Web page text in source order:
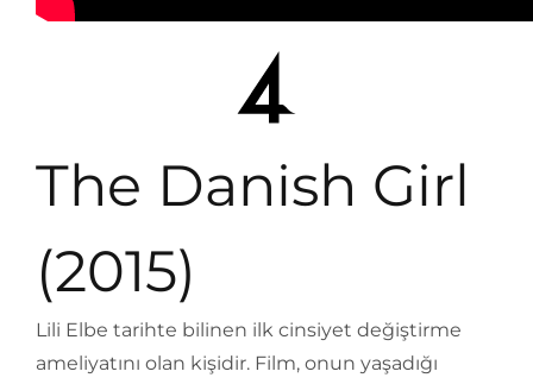
The Danish Girl
(2015)
Lili Elbe tarihte bilinen ilk cinsiyet değiştirme
ameliyatını olan kişidir. Film, onun yaşadığı